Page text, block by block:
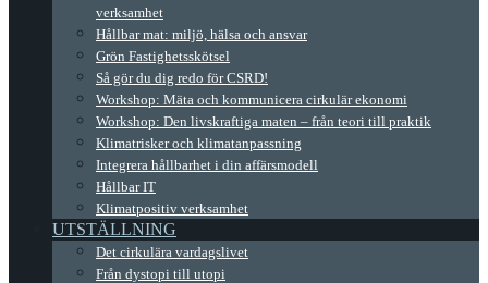
verksamhet
Hållbar mat: miljö, hälsa och ansvar
Grön Fastighetsskötsel
Så gör du dig redo för CSRD!
Workshop: Mäta och kommunicera cirkulär ekonomi
Workshop: Den livskraftiga maten – från teori till praktik
Klimatrisker och klimatanpassning
Integrera hållbarhet i din affärsmodell
Hållbar IT
Klimatpositiv verksamhet
UTSTÄLLNING
Det cirkulära vardagslivet
Från dystopi till utopi